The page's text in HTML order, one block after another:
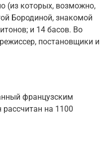
(из которых, возможно,
Бородиной, знакомой
и 14 басов. Во
постановщики и
французским
на 1100